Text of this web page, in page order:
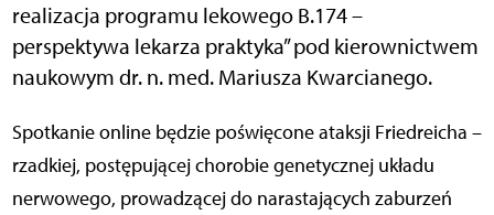
realizacja programu lekowego B.174 –
perspektywa lekarza praktyka” pod kierownictwem
naukowym dr. n. med. Mariusza Kwarcianego.
Spotkanie online będzie poświęcone ataksji Friedreicha –
rzadkiej, postępującej chorobie genetycznej układu
nerwowego, prowadzącej do narastających zaburzeń